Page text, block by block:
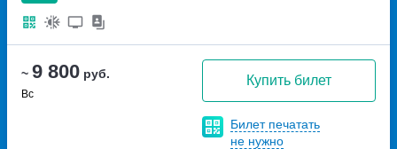
~ 9 800 руб.
Вс
Купить билет
Билет печатать
не нужно